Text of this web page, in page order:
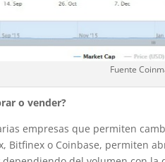
Fuente
o vender?
empresas que permiten
Bitfinex o Coinbase, permiten